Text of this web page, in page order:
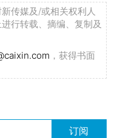
传媒及/或相关权利人
行转载、摘编、复制及
，获得书面
订阅